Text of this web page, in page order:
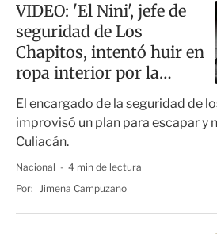
VIDEO: 'El Nini', jefe de
seguridad de Los
Chapitos, intentó huir en
ropa interior por la
azotea
El encargado de la seguridad de
improvisó un plan para escapar y
Culiacán.
Nacional
4 min de lectura
Por: Jimena Campuzano